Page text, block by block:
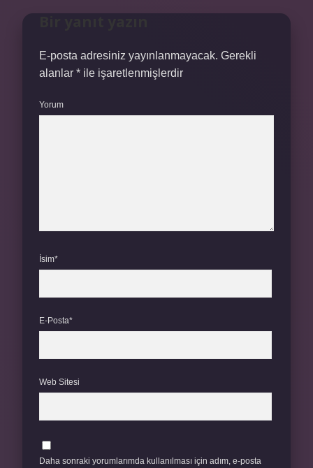
E-posta adresiniz yayınlanmayacak. Gerekli
alanlar * ile işaretlenmişlerdir
Yorum
İsim*
E-Posta*
Web Sitesi
Daha sonraki yorumlarımda kullanılması için adım, e-posta